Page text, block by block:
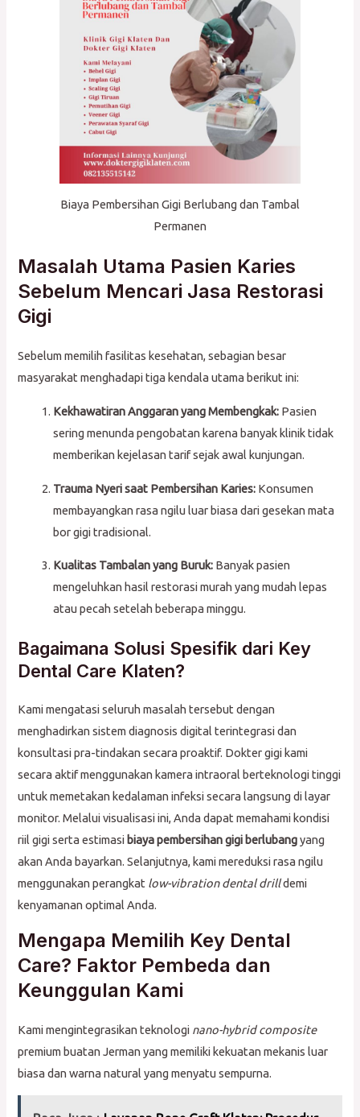
Biaya Pembersihan Gigi Berlubang dan Tambal
Permanen
Masalah Utama Pasien Karies
Sebelum Mencari Jasa Restorasi
Gigi
Sebelum memilih fasilitas kesehatan, sebagian besar
masyarakat menghadapi tiga kendala utama berikut ini:
Kekhawatiran Anggaran yang Membengkak: Pasien
sering menunda pengobatan karena banyak klinik tidak
memberikan kejelasan tarif sejak awal kunjungan.
Trauma Nyeri saat Pembersihan Karies: Konsumen
membayangkan rasa ngilu luar biasa dari gesekan mata
bor gigi tradisional.
Kualitas Tambalan yang Buruk: Banyak pasien
mengeluhkan hasil restorasi murah yang mudah lepas
atau pecah setelah beberapa minggu.
Bagaimana Solusi Spesifik dari Key
Dental Care Klaten?
Kami mengatasi seluruh masalah tersebut dengan
menghadirkan sistem diagnosis digital terintegrasi dan
konsultasi pra-tindakan secara proaktif. Dokter gigi kami
secara aktif menggunakan kamera intraoral berteknologi tinggi
untuk memetakan kedalaman infeksi secara langsung di layar
monitor. Melalui visualisasi ini, Anda dapat memahami kondisi
riil gigi serta estimasi biaya pembersihan gigi berlubangyang
akan Anda bayarkan. Selanjutnya, kami mereduksi rasa ngilu
menggunakan perangkat low-vibration dental drilldemi
kenyamanan optimal Anda.
Mengapa Memilih Key Dental
Care? Faktor Pembeda dan
Keunggulan Kami
Kami mengintegrasikan teknologi nano-hybrid composite
premium buatan Jerman yang memiliki kekuatan mekanis luar
biasa dan warna natural yang menyatu sempurna.